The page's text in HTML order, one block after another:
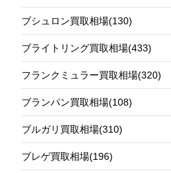
ブシュロン買取相場(130)
ブライトリング買取相場(433)
フランクミュラー買取相場(320)
ブランパン買取相場(108)
ブルガリ買取相場(310)
ブレゲ買取相場(196)